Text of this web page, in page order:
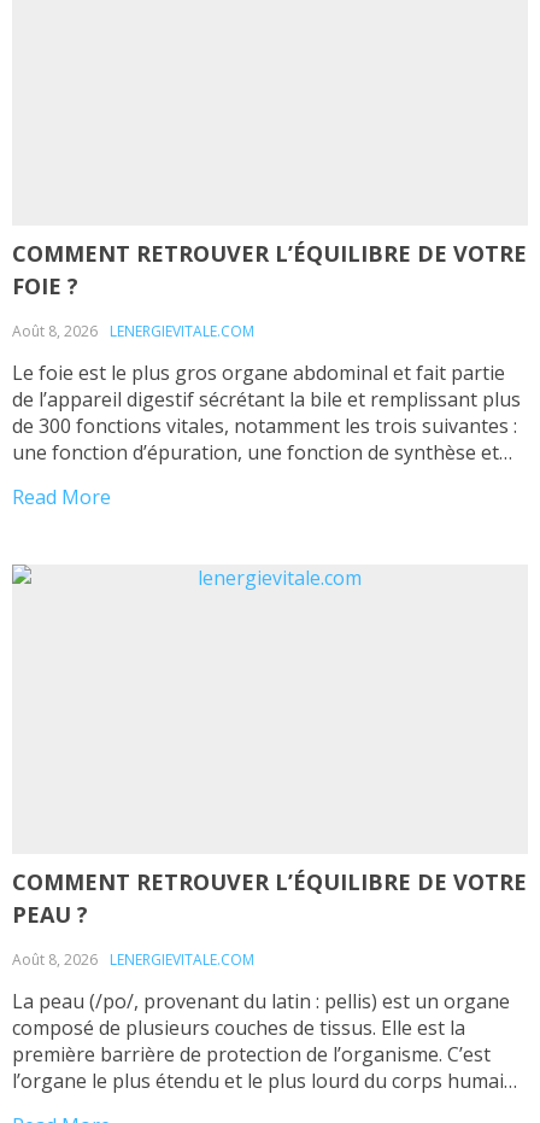
COMMENT RETROUVER L’ÉQUILIBRE DE VOTRE
FOIE ?
Août 8, 2026 LENERGIEVITALE.COM
Le foie est le plus gros organe abdominal et fait partie
de l’appareil digestif sécrétant la bile et remplissant plus
de 300 fonctions vitales, notamment les trois suivantes :
une fonction d’épuration, une fonction de synthèse et
amphicrine permettant la synthèse de la bile
Read More
COMMENT RETROUVER L’ÉQUILIBRE DE VOTRE
PEAU ?
Août 8, 2026 LENERGIEVITALE.COM
La peau (/po/, provenant du latin : pellis) est un organe
composé de plusieurs couches de tissus. Elle est la
première barrière de protection de l’organisme. C’est
l’organe le plus étendu et le plus lourd du corps humain;